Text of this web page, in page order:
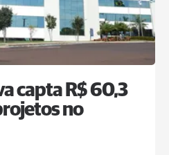
capta R$ 60,3
no